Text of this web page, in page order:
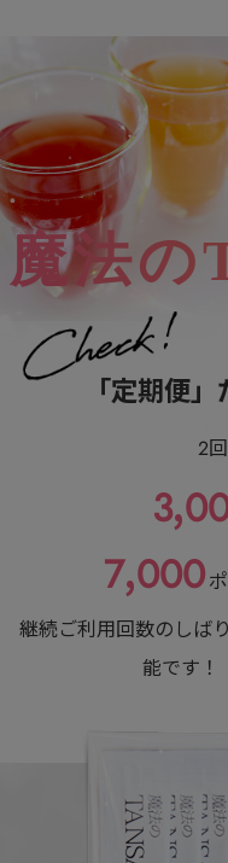
魔法の
「定期便
2
7,000
継続ご利用回数のしば
能です！